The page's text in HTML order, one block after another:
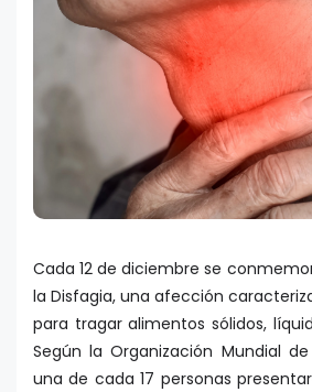
Cada 12 de diciembre se
la Disfagia, una afección
para tragar alimentos sólidos,
Según la Organización Mundial
una de cada 17 personas